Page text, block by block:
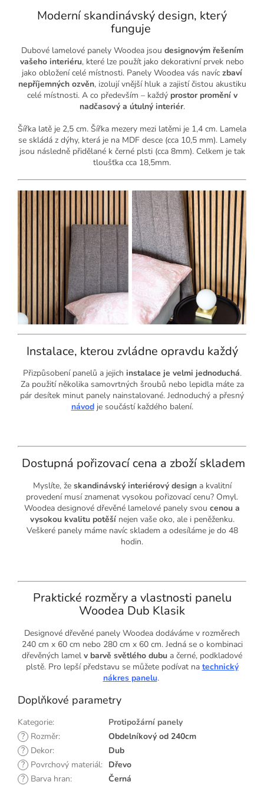
Moderní skandinávský design, který
funguje
Dubové lamelové panely Woodea jsou designovým řešením
vašeho interiéru, které lze použít jako dekorativní prvek nebo
jako obložení celé místnosti. Panely Woodea vás navíc zbaví
nepříjemných ozvěn, izolují vnější hluk a zajistí čistou akustiku
celé místnosti. A co především – každý prostor promění v
nadčasový a útulný interiér.
Šířka latě je 2,5 cm. Šířka mezery mezi latěmi je 1,4 cm. Lamela
se skládá z dýhy, která je na MDF desce (cca 10,5 mm). Lamely
jsou následně přidělané k černé plsti (cca 8mm). Celkem je tak
tloušťka cca 18,5mm.
Instalace, kterou zvládne opravdu každý
Přizpůsobení panelů a jejich instalace je velmi jednoduchá.
Za použití několika samovrtných šroubů nebo lepidla máte za
pár desítek minut panely nainstalované. Jednoduchý a přesný
návodje součástí každého balení.
Dostupná pořizovací cena a zboží skladem
Myslíte, že skandinávský interiérový designa kvalitní
provedení musí znamenat vysokou pořizovací cenu? Omyl.
Woodea designové dřevěné lamelové panely svou cenou a
vysokou kvalitu potěšínejen vaše oko, ale i peněženku.
Veškeré panely máme navíc skladem a odesíláme je do 48
hodin.
Praktické rozměry a vlastnosti panelu
Woodea Dub Klasik
Designové dřevěné panely Woodea dodáváme v rozměrech
240 cm x 60 cm nebo 280 cm x 60 cm. Jedná se o kombinaci
dřevěných lamel v barvě světlého dubu a černé, podkladové
plstě. Pro lepší představu se můžete podívat na technický
nákres panelu.
Doplňkové parametry
Kategorie:
Protipožární panely
? Rozměr:
Obdelníkový od 240cm
? Dekor:
Dub
? Povrchový materiál: Dřevo
? Barva hran: Černá